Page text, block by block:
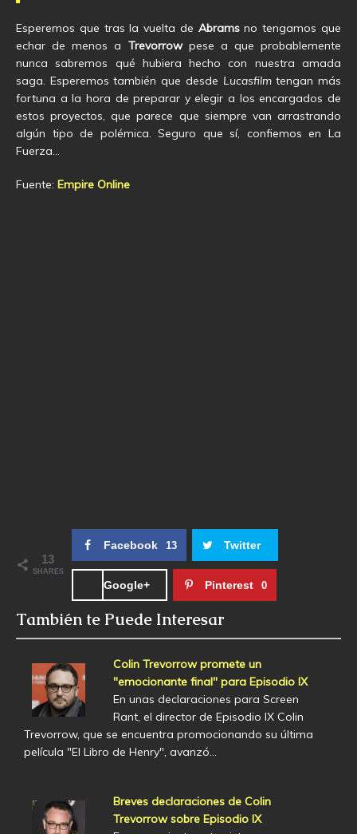
Esperemos que tras la vuelta de Abramsno tengamos que
echar de menos a Trevorrowpese a que probablemente
nunca sabremos qué hubiera hecho con nuestra amada
saga. Esperemos también que desde Lucasfilmtengan más
fortuna a la hora de preparar y elegir a los encargados de
estos proyectos, que parece que siempre van arrastrando
algún tipo de polémica. Seguro que sí, confiemos en La
Fuerza…
Fuente: Empire Online
13
SHARES
Facebook 13 Twitter
Google+ Pinterest 0
También te Puede Interesar
Colin Trevorrow promete un
"emocionante final" para Episodio IX
En unas declaraciones para Screen
Rant, el director de Episodio IX Colin
Trevorrow, que se encuentra promocionando su última
película "El Libro de Henry", avanzó…
Breves declaraciones de Colin
Trevorrow sobre Episodio IX